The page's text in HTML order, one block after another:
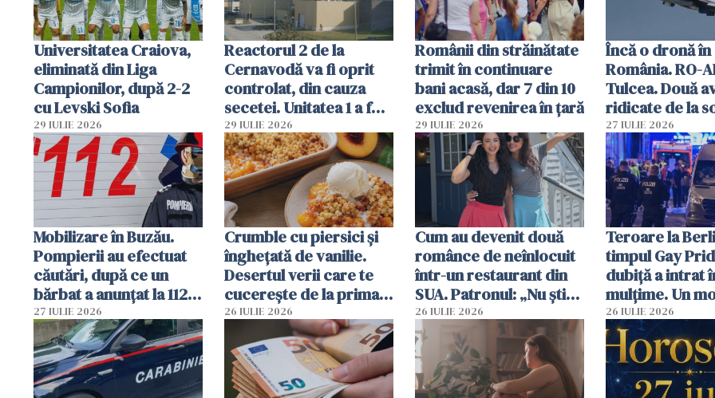
Universitatea Craiova,
eliminată din Liga
Campionilor, după 2-2
cu Levski Sofia
29 IULIE 2026
Reactorul 2 de la
Cernavodă va fi oprit
controlat, din cauza
secetei. Unitatea 1 a fost
deja oprită
29 IULIE 2026
Românii din străinătate
trimit în continuare
bani acasă, dar 7 din 10
exclud revenirea în țară
29 IULIE 2026
Încă o dronă în
România. RO-
Tulcea. Două
ridicate de la
27 IULIE 2026
Mobilizare în Buzău.
Pompierii au efectuat
căutări, după ce un
bărbat a anunțat la 112
că a văzut un obiect
luminos
27 IULIE 2026
Crumble cu piersici și
înghețată de vanilie.
Desertul verii care te
cucerește de la prima
lingură
26 IULIE 2026
Cum au devenit două
românce de neînlocuit
într-un restaurant din
SUA. Patronul: „Nu știu
ce o să mă fac fără voi”
26 IULIE 2026
Teroare la
timpul Gay
dubiță a intrat
mulțime. Un
răniți
26 IULIE 2026